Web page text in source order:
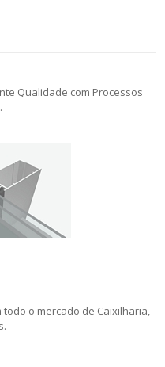
Qualidade com Processos
.
o mercado de Caixilharia,